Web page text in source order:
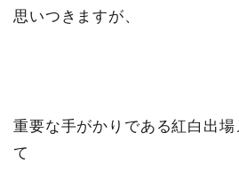
思いつきますが、
重要な手がかりである紅白出
て